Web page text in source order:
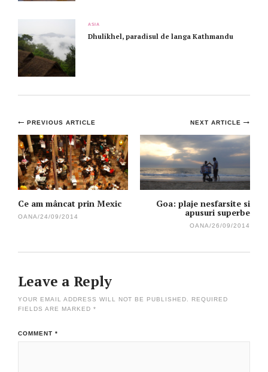
ASIA
Dhulikhel, paradisul de langa Kathmandu
Post
navigation
NEXT ARTICLE
Goa: plaje nesfarsite si
apusuri superbe
OANA/26/09/2014
PREVIOUS ARTICLE
Ce am mâncat prin Mexic
OANA/24/09/2014
Leave a Reply
YOUR EMAIL ADDRESS WILL NOT BE PUBLISHED.
REQUIRED
FIELDS ARE MARKED *
COMMENT *